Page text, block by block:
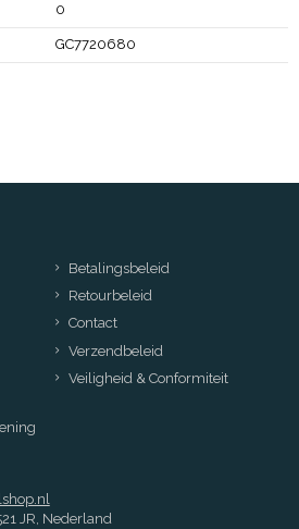
0
GC7720680
Betalingsbeleid
Retourbeleid
Contact
Verzendbeleid
Veiligheid & Conformiteit
JR, Nederland